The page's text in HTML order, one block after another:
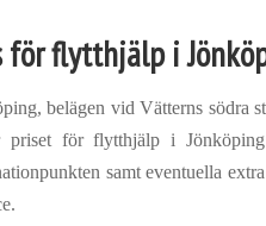
för flytthjälp i
belägen vid Vätterns södra
priset för flytthjälp i
samt eventuella